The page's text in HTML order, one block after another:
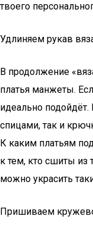
твоего
Удлиняем рукав
В продолжение
платья манжеты.
идеально
спицами, так и
К каким платьям
к тем, кто сшиты из
можно украсить
Пришиваем